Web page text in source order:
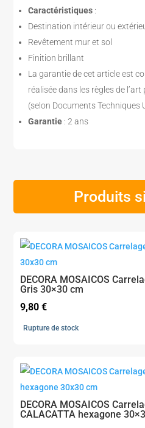
Caractéristiques :
Destination intérieur ou
Revêtement mur et sol
Finition brillant
La garantie de cet article est
réalisée dans les règles de
(selon Documents Techniques
Garantie : 2 ans
Produits
DECORA MOSAICOS
Gris 30×30 cm
9,80€
Rupture de stock
DECORA MOSAICOS
CALACATTA hexagone